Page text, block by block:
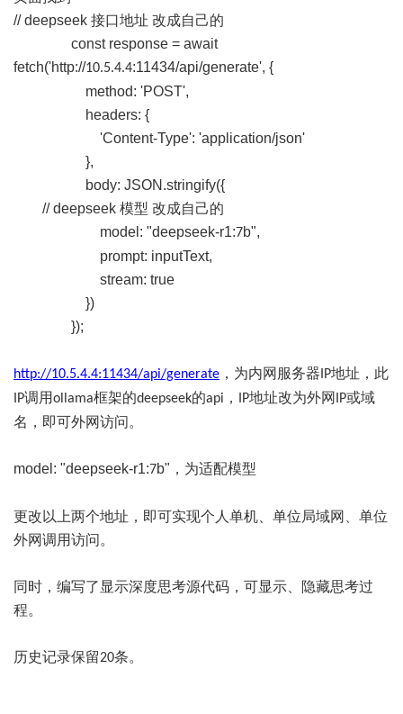
// deepseek 接口地址 改成自己的
const response = await
fetch('http://10.5.4.4:11434/api/generate', {
method: 'POST',
headers: {
'Content-Type': 'application/json'
},
body: JSON.stringify({
// deepseek 模型 改成自己的
model: "deepseek-r1:7b",
prompt: inputText,
stream: true
})
});
http://10.5.4.4:11434/api/generate ，为内网服务器 IP地址，此
IP调用ollama框架的deepseek的api ， IP地址改为外网 IP或域
名，即可外网访问。
model: "deepseek-r1:7b"，为适配模型
更改以上两个地址，即可实现个人单机、单位局域网、单位
外网调用访问。
同时，编写了显示深度思考源代码，可显示、隐藏思考过
程。
历史记录保留20条。